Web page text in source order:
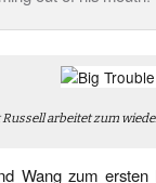
arbeitet zum
Wang zum